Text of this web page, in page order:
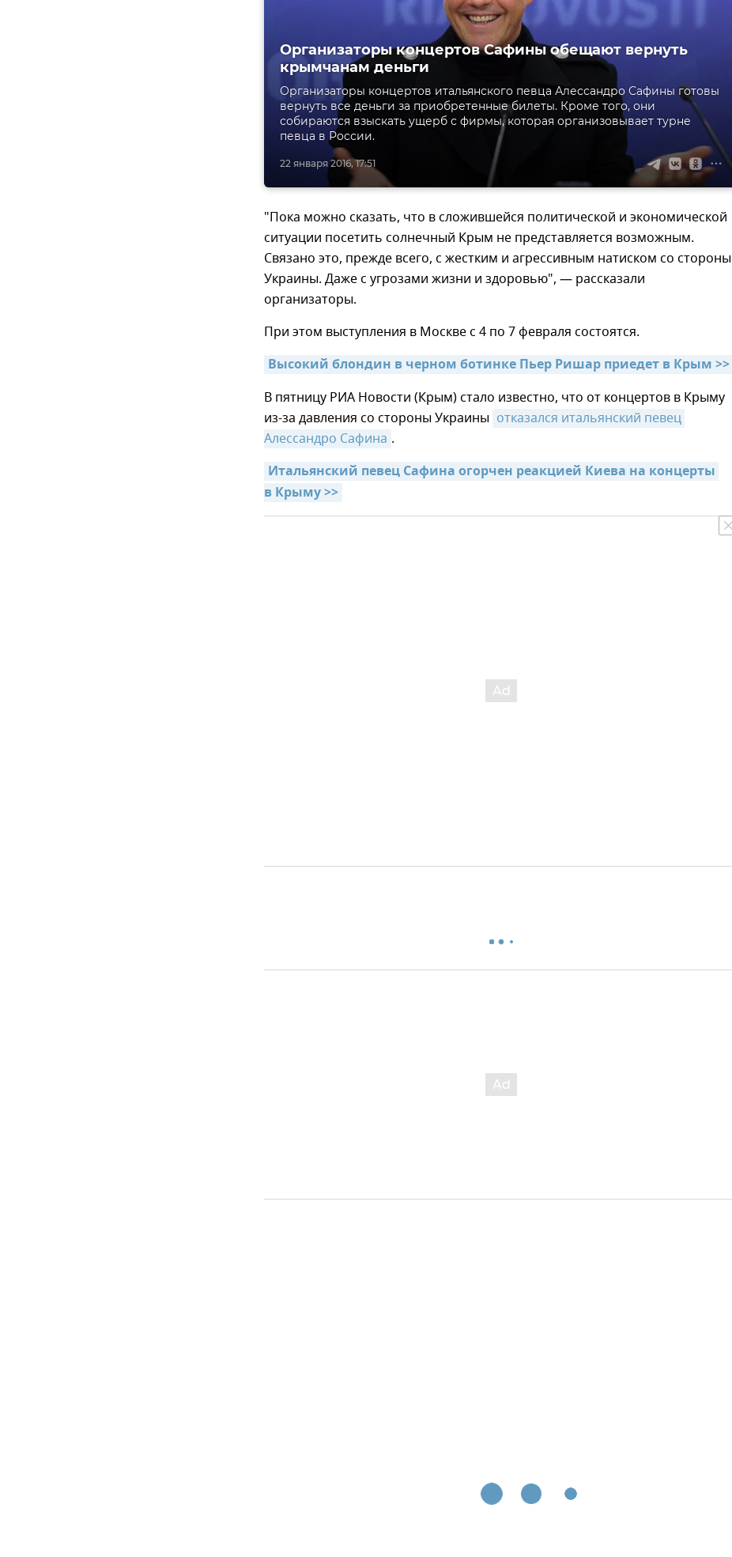
22 января 2016, 17:51
Организаторы концертов Сафины обещают вернуть
крымчанам деньги
Организаторы концертов итальянского певца Алессандро Сафины готовы
вернуть все деньги за приобретенные билеты. Кроме того, они
собираются взыскать ущерб с фирмы, которая организовывает турне
певца в России.
"Пока можно сказать, что в сложившейся политической и экономической
ситуации посетить солнечный Крым не представляется возможным.
Связано это, прежде всего, с жестким и агрессивным натиском со стороны
Украины. Даже с угрозами жизни и здоровью", — рассказали
организаторы.
При этом выступления в Москве с 4 по 7 февраля состоятся.
Высокий блондин в черном ботинке Пьер Ришар приедет в Крым >>
В пятницу РИА Новости (Крым) стало известно, что от концертов в Крыму
из-за давления со стороны Украины отказался итальянский певец
Алессандро Сафина .
Итальянский певец Сафина огорчен реакцией Киева на концерты
в Крыму >>